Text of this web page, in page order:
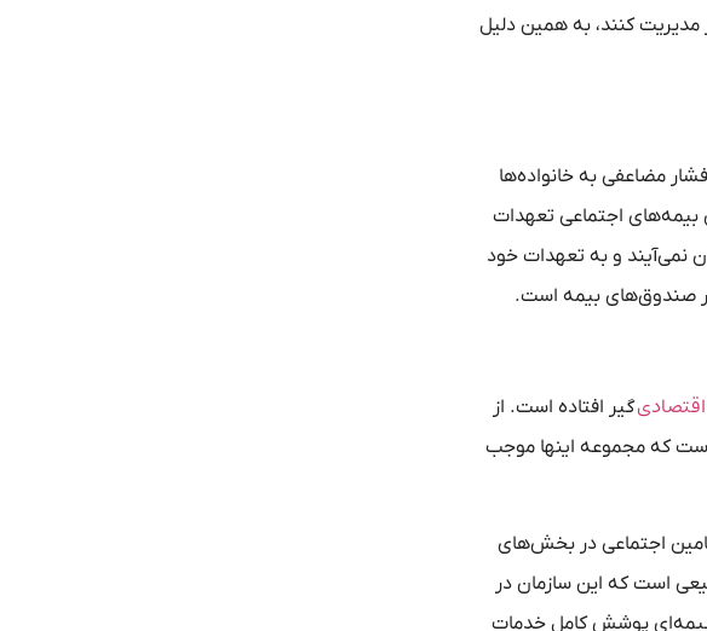
مدیریت کنند، به همین دلیل
مضاعفی به خانواده‌ها
بیمه‌های اجتماعی تعهدات
نمی‌آیند و به تعهدات‌ خود
صندوق‌های بیمه است.
اقتصادیگیر افتاده است. از
است که مجموعه اینها موجب
اجتماعی در بخش‌های
است که این سازمان در
بیمه‌ای پوشش کامل خدمات